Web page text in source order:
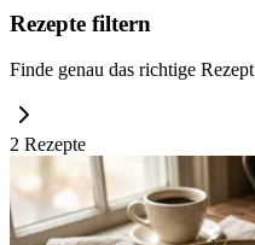
Rezepte filtern
Finde genau das richtige Rezept
2 Rezepte